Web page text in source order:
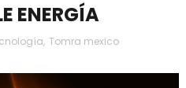
ENERGÍA
, Tomra mexico